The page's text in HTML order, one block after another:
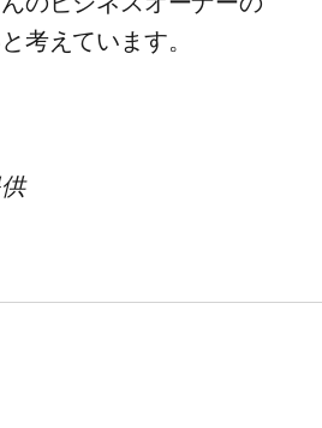
考えています。